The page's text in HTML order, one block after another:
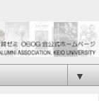
▼